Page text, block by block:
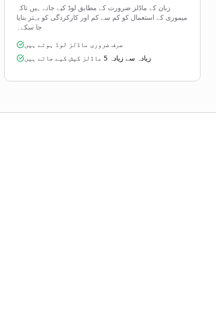
زبان کے ماڈلز ضرورت کے مطابق لوڈ کیے جاتے ہیں تاکہ
میموری کے استعمال کو کم سے کم اور کارکردگی کو بہتر بنایا
جا سکے۔
صرف ضروری ماڈلز لوڈ ہوتے ہیں
زیادہ سے زیادہ 5 ماڈلز کیش کیے جاتے ہیں